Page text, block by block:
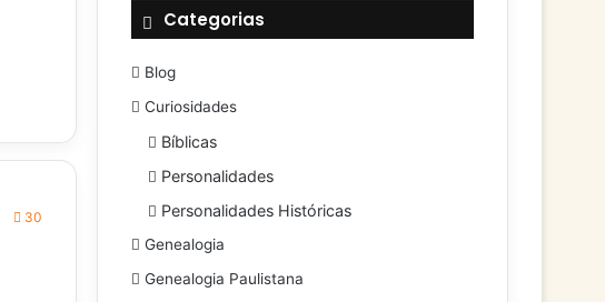
30
Categorias
Blog
Curiosidades
Bíblicas
Personalidades
Personalidades Históricas
Genealogia
Genealogia Paulistana